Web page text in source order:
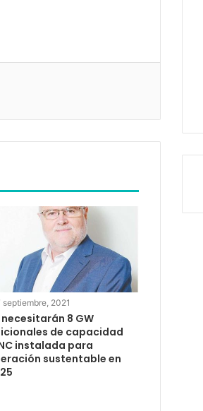
septiembre, 2021
necesitarán 8 GW
de capacidad
instalada para
sustentable en